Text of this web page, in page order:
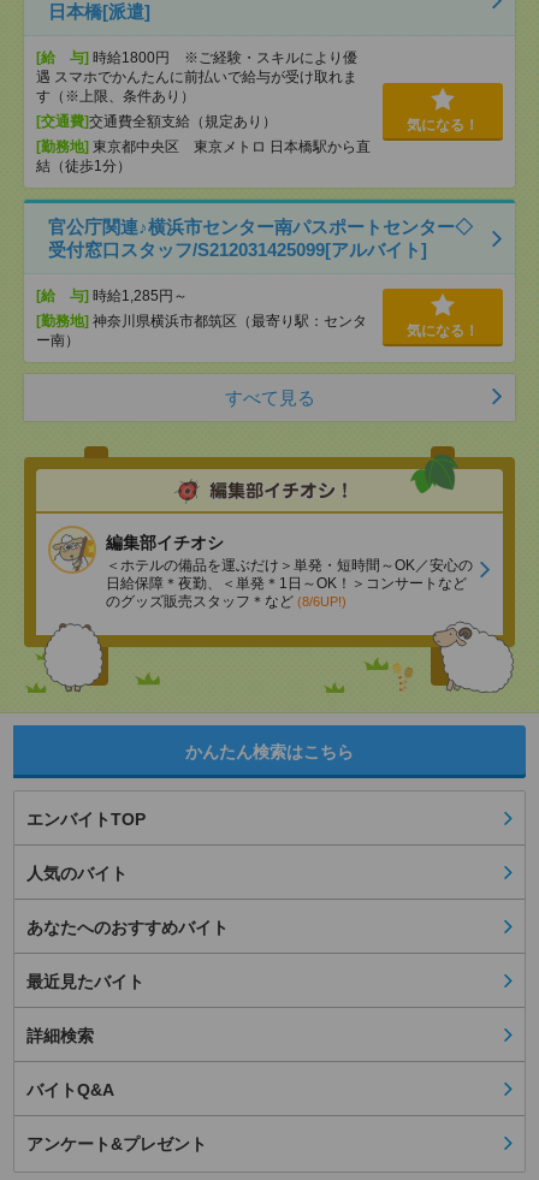
日本橋[派遣]
[給 与] 時給1800円 ※ご経験・スキルにより優
遇 スマホでかんたんに前払いで給与が受け取れま
す（※上限、条件あり）
[交通費]交通費全額支給（規定あり）
[勤務地] 東京都中央区 東京メトロ 日本橋駅から直
結（徒歩1分）
気になる！
官公庁関連♪横浜市センター南パスポートセンター◇
受付窓口スタッフ/S212031425099[アルバイト]
[給 与] 時給1,285円～
[勤務地] 神奈川県横浜市都筑区（最寄り駅：センタ
ー南）
気になる！
すべて見る
編集部イチオシ
＜ホテルの備品を運ぶだけ＞単発・短時間～OK／安心の
日給保障＊夜勤、＜単発＊1日～OK！＞コンサートなど
のグッズ販売スタッフ＊など (8/6UP!)
かんたん検索はこちら
エンバイトTOP
人気のバイト
あなたへのおすすめバイト
最近見たバイト
詳細検索
バイトQ&A
アンケート&プレゼント